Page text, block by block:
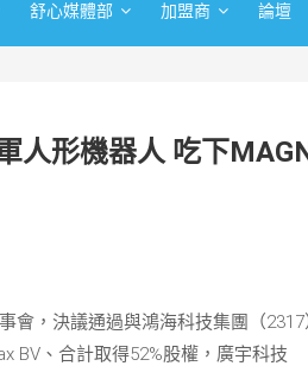
舒心媒體部 加盟商 論壇
人形機器人 吃下
會，決議通過與鴻海科技集團（
BV、合計取得52%股權，廣宇科技